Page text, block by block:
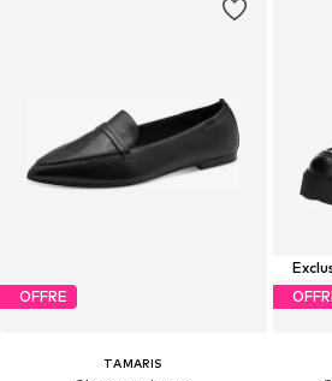
OFFRE
TAMARIS